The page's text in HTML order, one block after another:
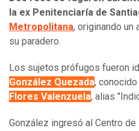
la ex Penitenciaría de
Metropolitana, originando un
su paradero.
Los sujetos prófugos fueron
González Quezada,
Flores Valenzuela, alias
González ingresó al Centro